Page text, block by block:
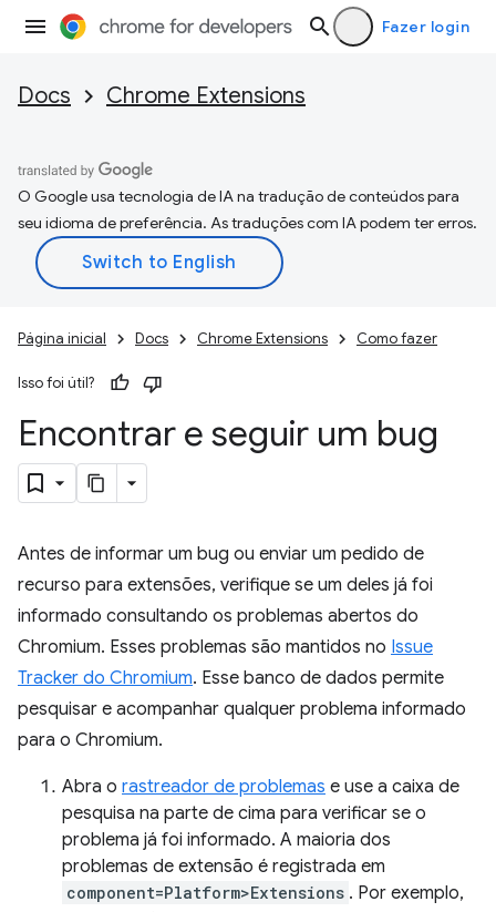
Fazer login
Docs Chrome Extensions
O Google usa tecnologia de IA na tradução de conteúdos para
seu idioma de preferência. As traduções com IA podem ter erros.
Página inicial Docs Chrome Extensions Como fazer
Isso foi útil?
Encontrar e seguir um bug
Antes de informar um bug ou enviar um pedido de
recurso para extensões, verifique se um deles já foi
informado consultando os problemas abertos do
Chromium. Esses problemas são mantidos no Issue
Tracker do Chromium. Esse banco de dados permite
pesquisar e acompanhar qualquer problema informado
para o Chromium.
Abra o rastreador de problemas e use a caixa de
pesquisa na parte de cima para verificar se o
problema já foi informado. A maioria dos
problemas de extensão é registrada em
component=Platform>Extensions . Por exemplo,